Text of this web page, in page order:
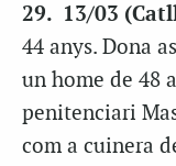
29. 13/03
44 anys. Dona
un home de 48
penitenciari
com a cuinera